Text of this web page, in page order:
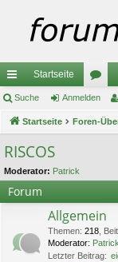
ch
ne
llz
ug
riff
Startseite
or
en
Suche Anmelden
Startseite Foren-
RISCOS
Moderator: Patrick
Forum
Allgemein
Themen: 218
Moderator: Patrick
Letzter Beitrag: